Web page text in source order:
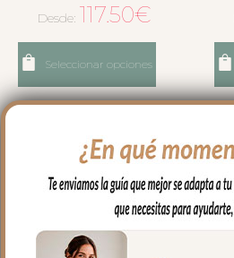
Desde: 117.50€
Seleccionar opciones